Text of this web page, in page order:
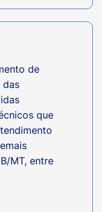
de
das
que
MT, entre